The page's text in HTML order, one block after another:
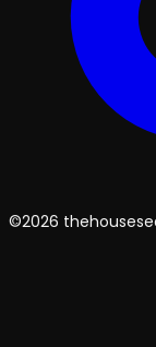
©2026